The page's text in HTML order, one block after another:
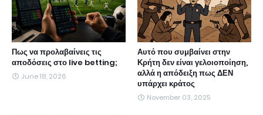
Πως να προλαβαίνεις τις
αποδόσεις στο live betting;
June 18, 2026
Αυτό που συμβαίνει στην
Κρήτη δεν είναι γελοιοποίηση,
αλλά η απόδειξη πως ΔΕΝ
υπάρχει κράτος
November 03, 2025